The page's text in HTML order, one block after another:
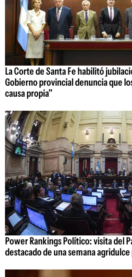
La Corte de Santa Fe habilitó
Gobierno provincial denuncia que
causa propia"
Power Rankings Político: visita del
destacado de una semana